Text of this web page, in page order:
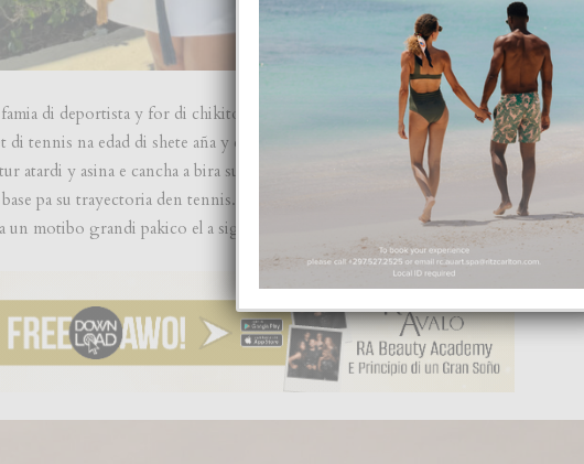
di deportista y for di chikito el a sinti cu e kier ta parti di e mundo di deporte.
tennis na edad di shete aña y el a namora di e deporte mesora. Jelsy a cuminsa
atardi y asina e cancha a bira su segundo cas. Coach Eddy Ras den feliz memoria,
pa su trayectoria den tennis. Semper el a kere den Jelsy te hasta ora e mes tabata
un motibo grandi pakico el a sigui hunga tennis.